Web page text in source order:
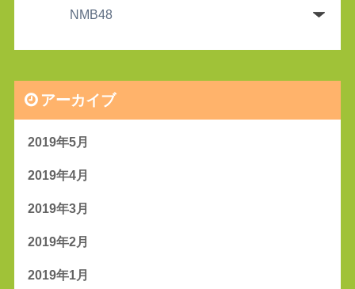
アーカイブ
2019年5月
2019年4月
2019年3月
2019年2月
2019年1月